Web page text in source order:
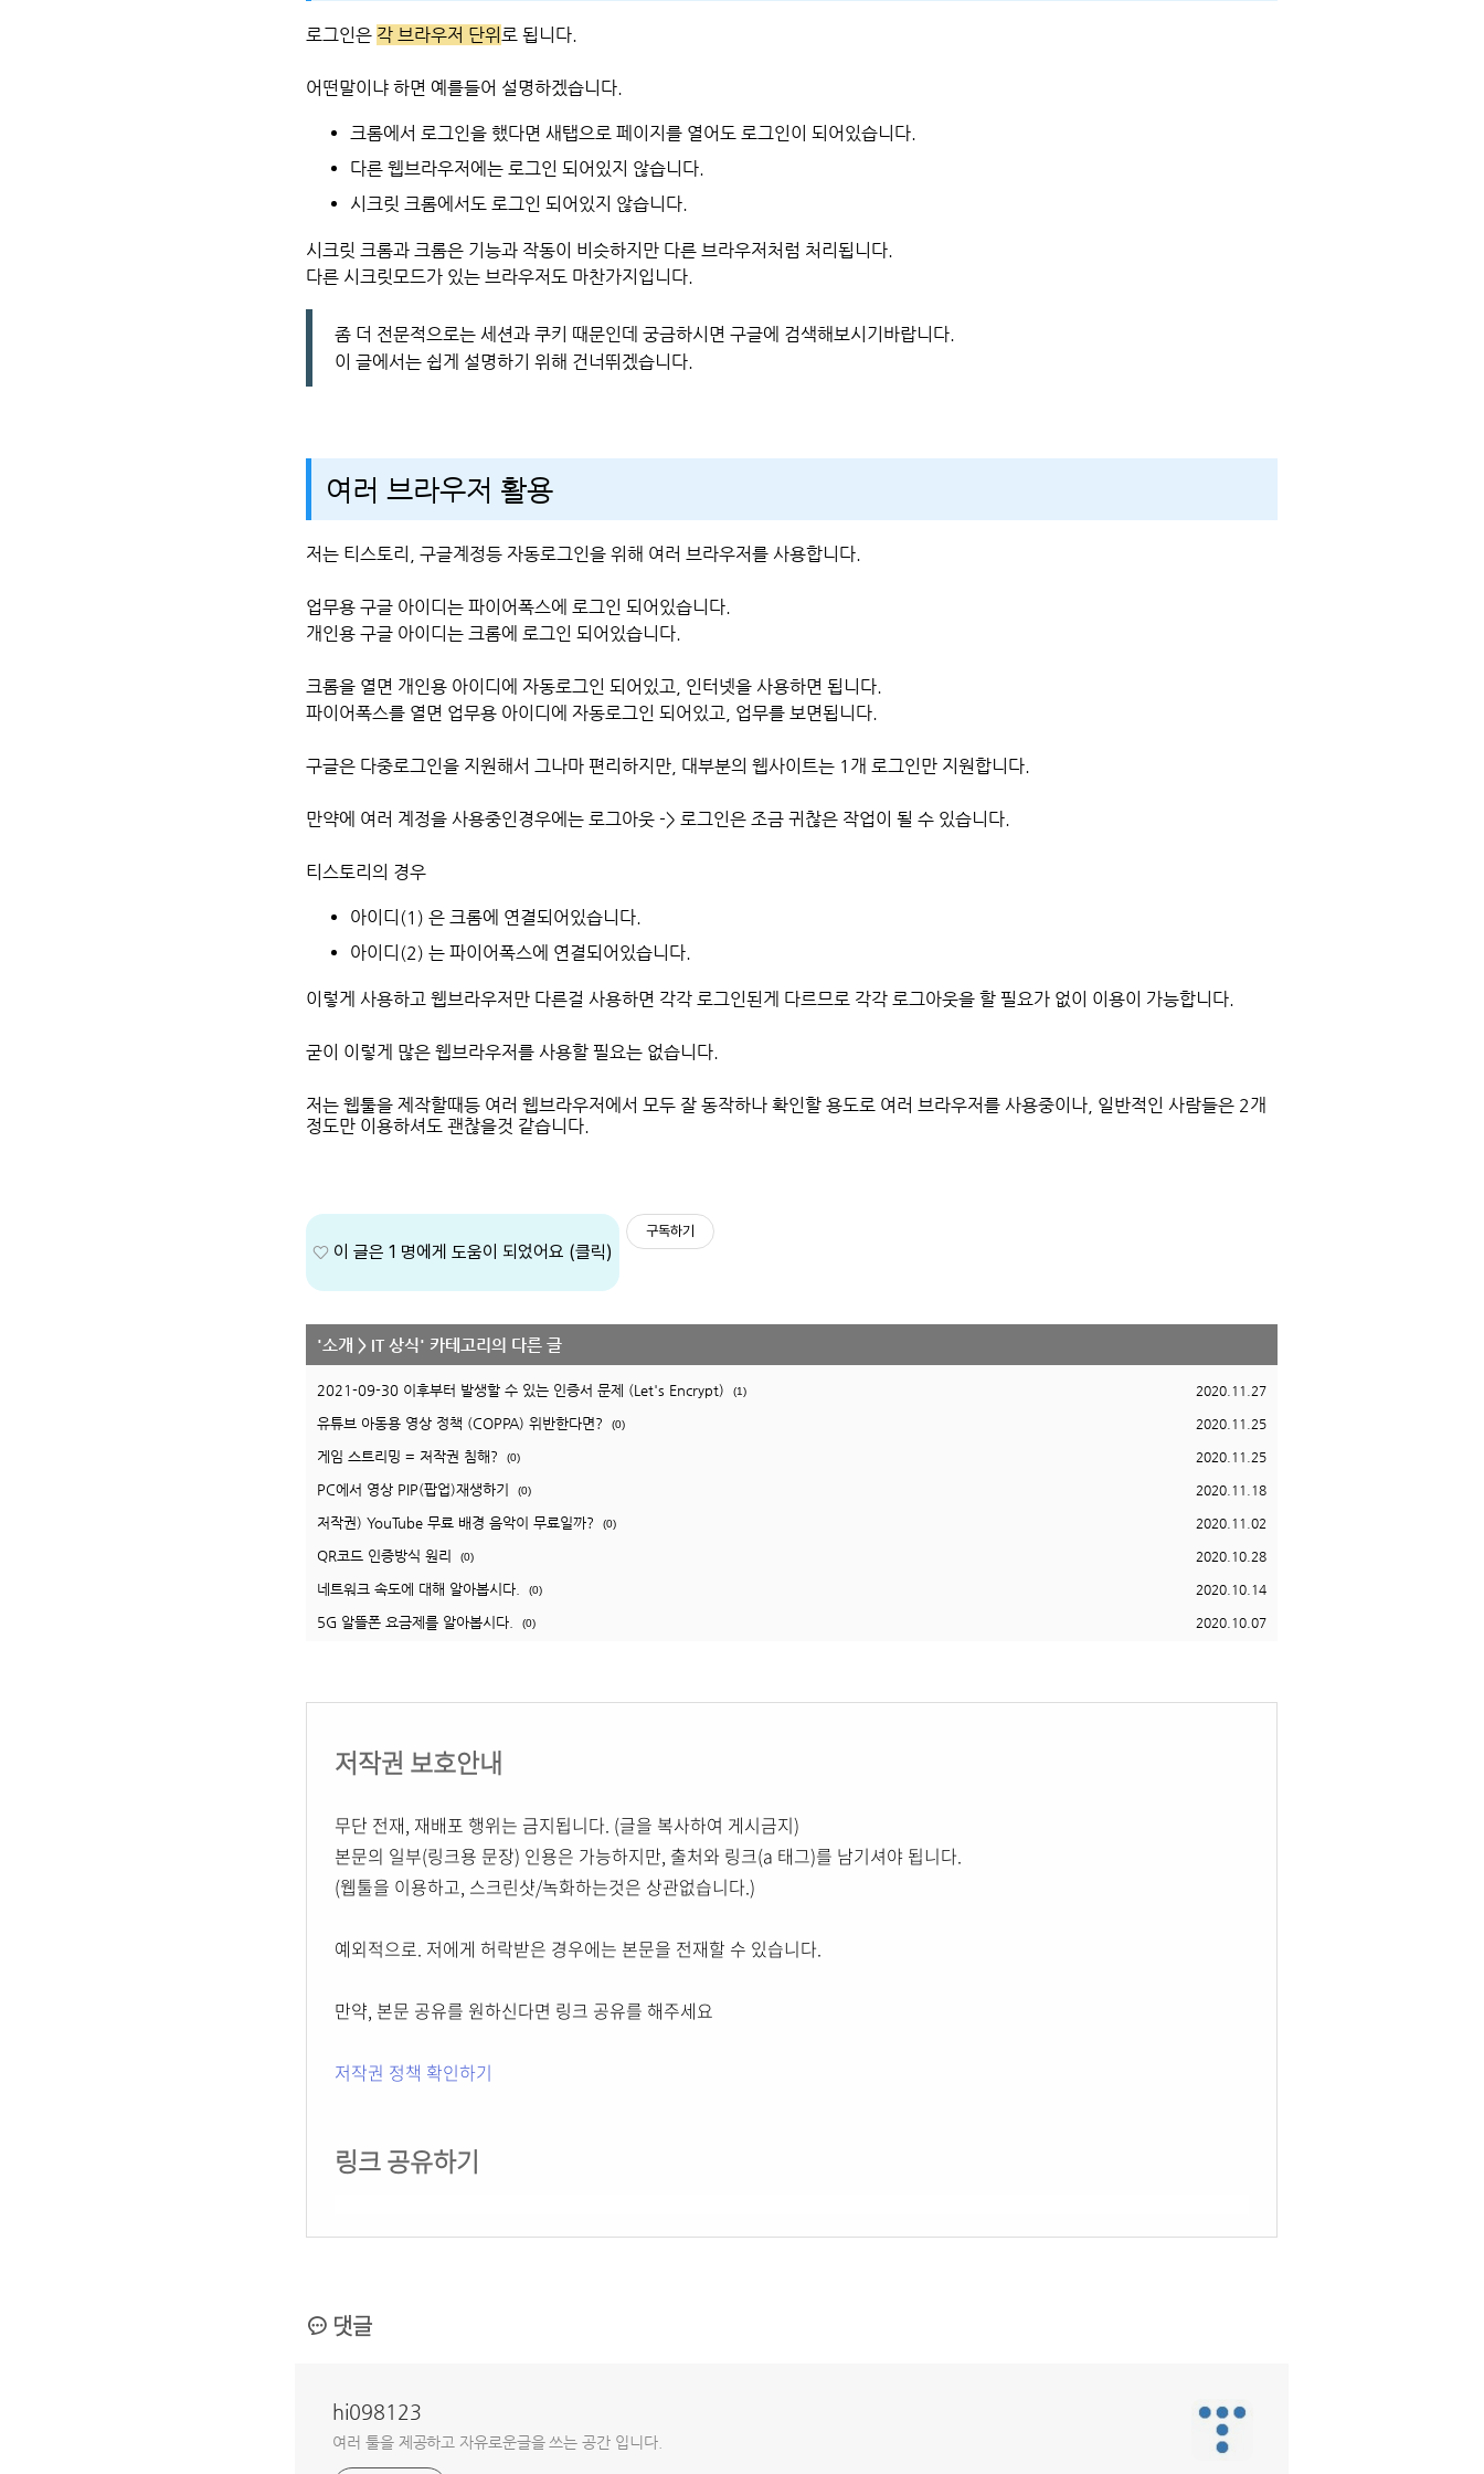
로그인은 각 브라우저 단위로 됩니다.
어떤말이냐 하면 예를들어 설명하겠습니다.
크롬에서 로그인을 했다면 새탭으로 페이지를 열어도 로그인이 되어있습니다.
다른 웹브라우저에는 로그인 되어있지 않습니다.
시크릿 크롬에서도 로그인 되어있지 않습니다.
시크릿 크롬과 크롬은 기능과 작동이 비슷하지만 다른 브라우저처럼 처리됩니다.
다른 시크릿모드가 있는 브라우저도 마찬가지입니다.
좀 더 전문적으로는 세션과 쿠키 때문인데 궁금하시면 구글에 검색해보시기바랍니다.
이 글에서는 쉽게 설명하기 위해 건너뛰겠습니다.
여러 브라우저 활용
저는 티스토리, 구글계정등 자동로그인을 위해 여러 브라우저를 사용합니다.
업무용 구글 아이디는 파이어폭스에 로그인 되어있습니다.
개인용 구글 아이디는 크롬에 로그인 되어있습니다.
크롬을 열면 개인용 아이디에 자동로그인 되어있고, 인터넷을 사용하면 됩니다.
파이어폭스를 열면 업무용 아이디에 자동로그인 되어있고, 업무를 보면됩니다.
구글은 다중로그인을 지원해서 그나마 편리하지만, 대부분의 웹사이트는 1개 로그인만 지원합니다.
만약에 여러 계정을 사용중인경우에는 로그아웃 -> 로그인은 조금 귀찮은 작업이 될 수 있습니다.
티스토리의 경우
아이디(1) 은 크롬에 연결되어있습니다.
아이디(2) 는 파이어폭스에 연결되어있습니다.
이렇게 사용하고 웹브라우저만 다른걸 사용하면 각각 로그인된게 다르므로 각각 로그아웃을 할 필요가 없이 이용이 가능합니다.
굳이 이렇게 많은 웹브라우저를 사용할 필요는 없습니다.
저는 웹툴을 제작할때등 여러 웹브라우저에서 모두 잘 동작하나 확인할 용도로 여러 브라우저를 사용중이나, 일반적인 사람들은 2개
정도만 이용하셔도 괜찮을것 같습니다.
1
구독하기
'소개 > IT 상식' 카테고리의 다른 글
2021-09-30 이후부터 발생할 수 있는 인증서 문제 (Let's Encrypt) (1) 2020.11.27
유튜브 아동용 영상 정책 (COPPA) 위반한다면? (0) 2020.11.25
게임 스트리밍 = 저작권 침해? (0) 2020.11.25
PC에서 영상 PIP(팝업)재생하기 (0) 2020.11.18
저작권) YouTube 무료 배경 음악이 무료일까? (0) 2020.11.02
QR코드 인증방식 원리 (0) 2020.10.28
네트워크 속도에 대해 알아봅시다. (0) 2020.10.14
5G 알뜰폰 요금제를 알아봅시다. (0) 2020.10.07
저작권 보호안내
무단 전재, 재배포 행위는 금지됩니다. (글을 복사하여 게시금지)
본문의 일부(링크용 문장) 인용은 가능하지만, 출처와 링크(a 태그)를 남기셔야 됩니다.
(웹툴을 이용하고, 스크린샷/녹화하는것은 상관없습니다.)
예외적으로. 저에게 허락받은 경우에는 본문을 전재할 수 있습니다.
만약, 본문 공유를 원하신다면 링크 공유를 해주세요
저작권 정책 확인하기
링크 공유하기
댓글
hi098123
여러 툴을 제공하고 자유로운글을 쓰는 공간 입니다.